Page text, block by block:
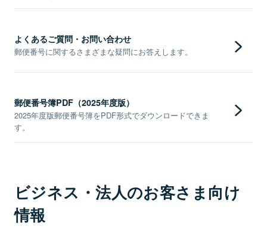
よくあるご質問・お問い合わせ
郵便番号に関するさまざまな疑問にお答えします。
郵便番号簿PDF（2025年度版）
2025年度版郵便番号簿をPDF形式でダウンロードできま
す。
ビジネス・法人のお客さま向け
情報